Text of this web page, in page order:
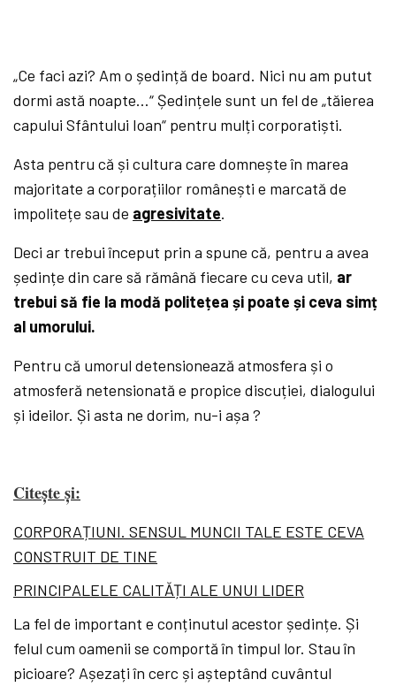
„Ce faci azi? Am o ședință de board. Nici nu am putut
dormi astă noapte…“ Ședințele sunt un fel de „tăierea
capului Sfântului Ioan“ pentru mulți corporatiști.
Asta pentru că și cultura care domnește în marea
majoritate a corporațiilor românești e marcată de
impolitețe sau de agresivitate.
Deci ar trebui început prin a spune că, pentru a avea
ședințe din care să rămână fiecare cu ceva util, ar
trebui să fie la modă politețea și poate și ceva simț
al umorului.
Pentru că umorul detensionează atmosfera și o
atmosferă netensionată e propice discuției, dialogului
și ideilor. Și asta ne dorim, nu-i așa ?
Citește și:
CORPORAȚIUNI. SENSUL MUNCII TALE ESTE CEVA
CONSTRUIT DE TINE
PRINCIPALELE CALITĂȚI ALE UNUI LIDER
La fel de important e conținutul acestor ședințe. Și
felul cum oamenii se comportă în timpul lor. Stau în
picioare? Așezați în cerc și așteptând cuvântul